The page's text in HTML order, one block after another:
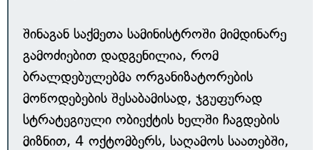
შინაგან საქმეთა სამინისტროში მიმდინარე
გამოძიებით დადგენილია, რომ
ბრალდებულებმა ორგანიზატორების
მოწოდებების შესაბამისად, ჯგუფურად
სტრატეგიული ობიექტის ხელში ჩაგდების
მიზნით, 4 ოქტომბერს, საღამოს საათებში,